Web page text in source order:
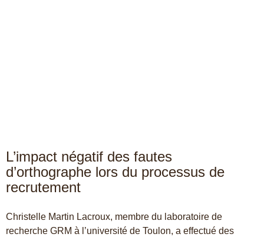
L’impact négatif des fautes
d’orthographe lors du processus de
recrutement
Christelle Martin Lacroux, membre du laboratoire de
recherche GRM à l’université de Toulon, a effectué des